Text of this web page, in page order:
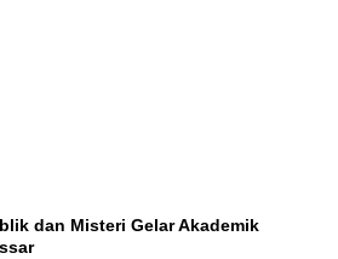
dan Misteri Gelar Akademik